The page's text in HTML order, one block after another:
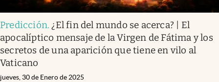
Predicción. ¿El fin del mundo se acerca? | El
apocalíptico mensaje de la Virgen de Fátima y los
secretos de una aparición que tiene en vilo al
Vaticano
jueves, 30 de Enero de 2025